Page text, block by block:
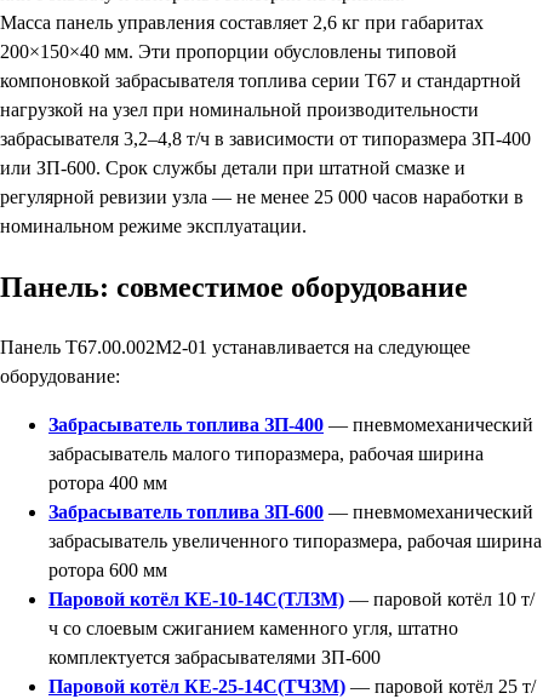
Масса панель управления составляет 2,6 кг при габаритах
200×150×40 мм. Эти пропорции обусловлены типовой
компоновкой забрасывателя топлива серии Т67 и стандартной
нагрузкой на узел при номинальной производительности
забрасывателя 3,2–4,8 т/ч в зависимости от типоразмера ЗП-400
или ЗП-600. Срок службы детали при штатной смазке и
регулярной ревизии узла — не менее 25 000 часов наработки в
номинальном режиме эксплуатации.
Панель: совместимое оборудование
Панель Т67.00.002М2-01 устанавливается на следующее
оборудование:
Забрасыватель топлива ЗП-400 — пневмомеханический
забрасыватель малого типоразмера, рабочая ширина
ротора 400 мм
Забрасыватель топлива ЗП-600 — пневмомеханический
забрасыватель увеличенного типоразмера, рабочая ширина
ротора 600 мм
Паровой котёл КЕ-10-14С(ТЛЗМ) — паровой котёл 10 т/
ч со слоевым сжиганием каменного угля, штатно
комплектуется забрасывателями ЗП-600
Паровой котёл КЕ-25-14С(ТЧЗМ) — паровой котёл 25 т/